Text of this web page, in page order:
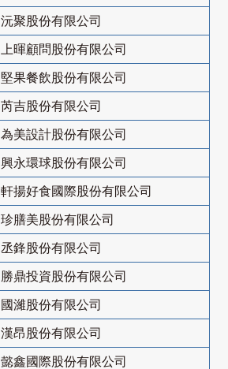
沅聚股份有限公司
上暉顧問股份有限公司
堅果餐飲股份有限公司
芮吉股份有限公司
為美設計股份有限公司
興永環球股份有限公司
軒揚好食國際股份有限公司
珍膳美股份有限公司
丞鋒股份有限公司
勝鼎投資股份有限公司
國濰股份有限公司
漢昂股份有限公司
懿鑫國際股份有限公司